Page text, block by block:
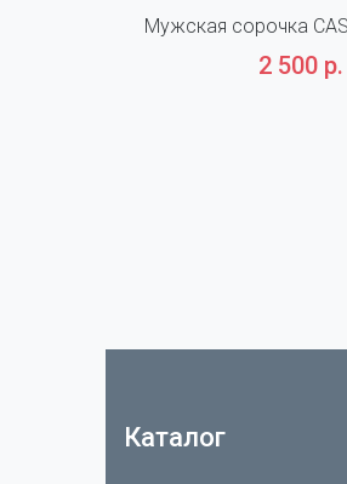
Мужская сорочка
2 500 р.
Каталог